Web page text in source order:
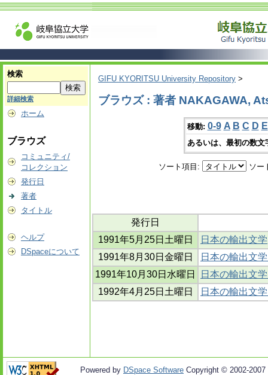
検索
詳細検索
ホーム
ブラウズ
コミュニティ/
コレクション
発行日
著者
タイトル
ヘルプ
DSpaceについて
GIFU KYORITSU University Repository >
ブラウズ : 著者 NAKAGAWA,
移動: 0-9 A B C D E
あるいは、最初の数
ソート項目: ソー
発行日
1991年5月25日土曜日
日本の輸出文学
1991年8月30日金曜日
日本の輸出文
1991年10月30日水曜日
日本の輸出文
1992年4月25日土曜日
日本の輸出文
Powered by DSpace Software Copyright © 2002-2007